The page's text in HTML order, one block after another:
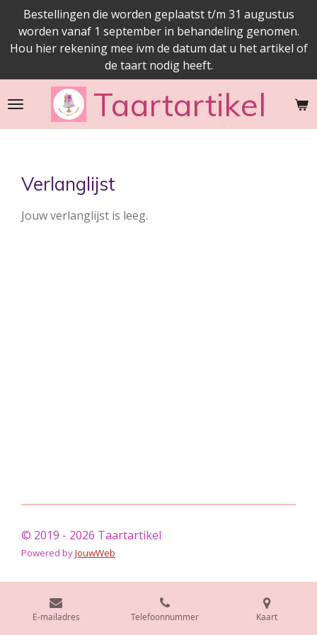
direct
naar
hoofdinhoud
Taartartikel
Bestellingen die worden geplaatst t/m 31 augustus
worden vanaf 1 september in behandeling genomen.
Hou hier rekening mee ivm de datum dat u het artikel of
de taart nodig heeft.
Verlanglijst
Jouw verlanglijst is leeg.
© 2019 - 2026 Taartartikel
Powered byJouwWeb
E-mailadres Telefoonnummer Kaart